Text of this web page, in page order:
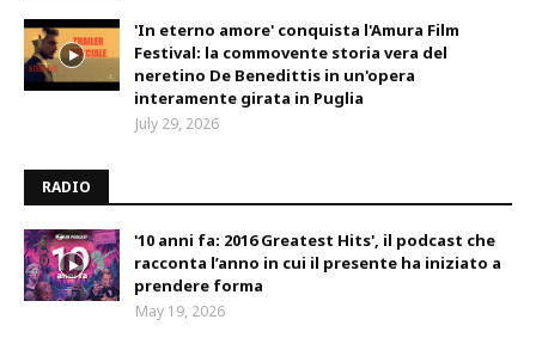
'In eterno amore' conquista l'Amura Film
Festival: la commovente storia vera del
neretino De Benedittis in un'opera
interamente girata in Puglia
July 29, 2026
RADIO
'10 anni fa: 2016 Greatest Hits', il podcast che
racconta l’anno in cui il presente ha iniziato a
prendere forma
May 19, 2026